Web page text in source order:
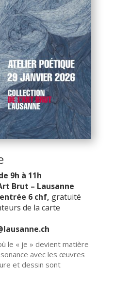
9h à 11h
Brut – Lausanne
6 chf, gratuité
de la carte
le « je » devient matière
avec les œuvres
et dessin sont